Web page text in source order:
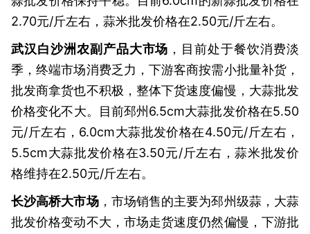
2.70元/斤左右，蒜米批发价格在2.50元/斤左右。
武汉白沙洲农副产品大市场 ，目前处于餐饮消费淡
季，终端市场消费乏力，下游客商按需小批量补货，
批发商拿货也不积极，整体下货速度偏慢，大蒜批发
价格变化不大。目前邳州6.5cm大蒜批发价格在5.50
元/斤左右，6.0cm大蒜批发价格在4.50元/斤左右，
5.5cm大蒜批发价格在3.50元/斤左右，蒜米批发价
格维持在2.50元/斤左右。
长沙高桥大市场，市场销售的主要为邳州级蒜，大蒜
批发价格变动不大，市场走货速度仍然偏慢，下游批